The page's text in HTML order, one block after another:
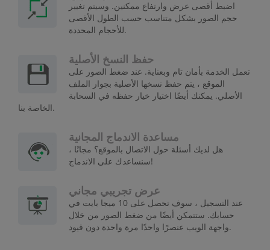
اضبط أقصى عرض وارتفاع ممكنين. وسيتم تغيير
حجم الصور بشكل متناسب حسب الطول الأقصى
للأحجام المحددة.
حفظ النسخ الأصلية
تعمل الخدمة بأمان تام وبعناية. عند ضغط الصور على
الموقع ، يتم حفظ نسخها الأصلية بجوار الملف
الأصلي. يمكنك أيضًا اختيار خيار حفظه في السحابة
الخاصة بنا.
مساعدة الاندماج المجانية
هل لديك أسئلة حول الاتصال بالموقع؟ مجانًا ،
سنساعدك على الاندماج!
عرض تجريبي مجاني
عند التسجيل ، سوف تحصل على 10 ميجا بايت في
حسابك. ستتمكن أيضًا من ضغط الصور من خلال
واجهة الويب عنصرًا واحدًا مرة واحدة دون قيود.